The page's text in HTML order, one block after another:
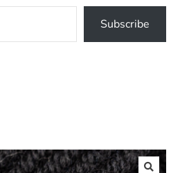
Subscribe